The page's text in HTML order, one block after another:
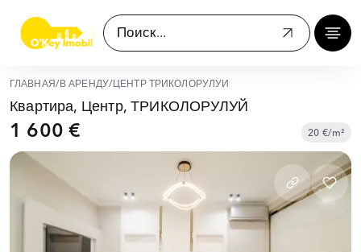
ГЛАВНАЯ/ В АРЕНДУ/ ЦЕНТР ТРИКОЛОРУЛУЙ
Квартира, Центр, ТРИКОЛОРУЛУЙ
1 600 € 20 €/m²